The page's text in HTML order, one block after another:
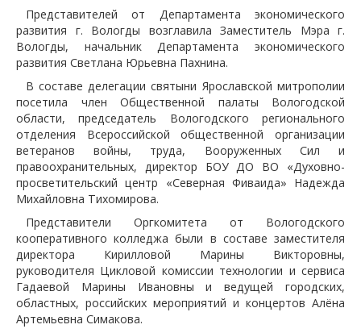
Представителей от Департамента экономического
развития г. Вологды возглавила Заместитель Мэра г.
Вологды, начальник Департамента экономического
развития Светлана Юрьевна Пахнина.
В составе делегации святыни Ярославской митрополии
посетила член Общественной палаты Вологодской
области, председатель Вологодского регионального
отделения Всероссийской общественной организации
ветеранов войны, труда, Вооруженных Сил и
правоохранительных, директор БОУ ДО ВО «Духовно-
просветительский центр «Северная Фиваида» Надежда
Михайловна Тихомирова.
Представители Оргкомитета от Вологодского
кооперативного колледжа были в составе заместителя
директора Кирилловой Марины Викторовны,
руководителя Цикловой комиссии технологии и сервиса
Гадаевой Марины Ивановны и ведущей городских,
областных, российских мероприятий и концертов Алёна
Артемьевна Симакова.